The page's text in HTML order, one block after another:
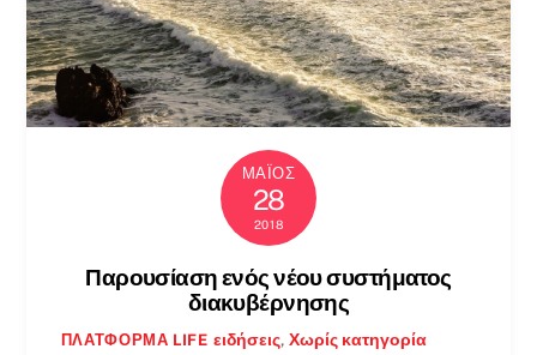
ΜΆΙΟΣ
28
2018
Παρουσίαση ενός νέου συστήματος
διακυβέρνησης
ΠΛΑΤΦΌΡΜΑ LIFE ειδήσεις, Χωρίς κατηγορία